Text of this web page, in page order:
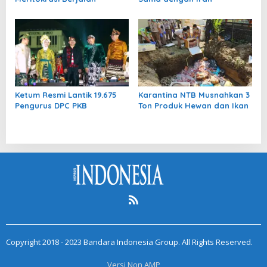
Ketum Resmi Lantik 19.675
Pengurus DPC PKB
Karantina NTB Musnahkan 3
Ton Produk Hewan dan Ikan
Copyright 2018 - 2023 Bandara Indonesia Group. All Rights Reserved.
Versi Non AMP